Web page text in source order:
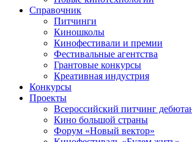
Справочник
Питчинги
Киношколы
Кинофестивали и премии
Фестивальные агентства
Грантовые конкурсы
Креативная индустрия
Конкурсы
Проекты
Всероссийский питчинг
Кино большой страны
Форум «Новый вектор»